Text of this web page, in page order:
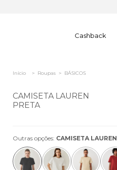
Cashback
Início > Roupas > BÁSICOS
CAMISETA LAUREN
PRETA
Outras opções: CAMISETA